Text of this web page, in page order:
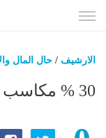
الى
الارشيف / حال المال
30 % مكاسب خام برنت في 100 يوم